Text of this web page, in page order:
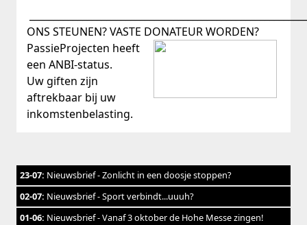
ONS STEUNEN? VASTE DONATEUR WORDEN?
PassieProjecten heeft
een ANBI-status.
Uw giften zijn
aftrekbaar bij uw
inkomstenbelasting.
23-07: Nieuwsbrief - Zonlicht in een doosje stoppen?
02-07: Nieuwsbrief - Sport verbindt...uuuh?
01-06: Nieuwsbrief - Vanaf 3 oktober de Hohe Messe zingen!